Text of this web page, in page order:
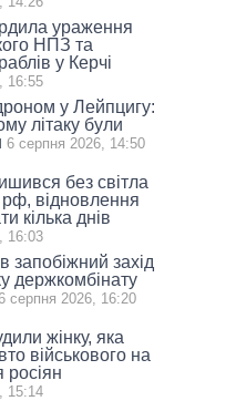
ураження
НПЗ та
у Керчі
16:55
у Лейпцигу:
літаку були
6 серпня 2026, 14:50
без світла
рф, відновлення
кілька днів
16:03
запобіжний захід
держкомбінату
серпня 2026, 16:20
жінку, яка
військового на
росіян
15:14